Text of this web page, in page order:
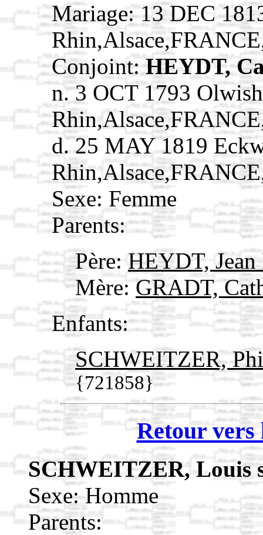
Mariage: 13 DEC
Conjoint: HEYDT,
n. 3 OCT 1793
d. 25 MAY 1819
Sexe: Femme
Parents:
Père: HEYDT,
Mère:GRADT,
Enfants:
SCHWEITZER,
{721858}
Retour vers
SCHWEITZER, Louis
Sexe: Homme
Parents: